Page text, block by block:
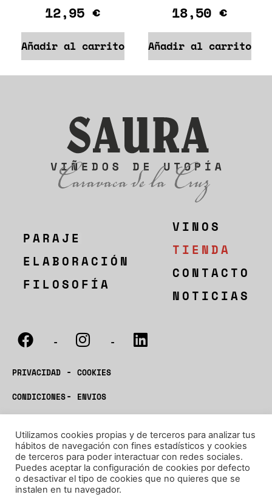
12,95 €
Añadir al carrito
18,50 €
Añadir al carrito
PARAJE
ELABORACIÓN
FILOSOFÍA
VINOS
TIENDA
CONTACTO
NOTICIAS
- -
PRIVACIDAD - COOKIES
CONDICIONES- ENVIOS
Utilizamos cookies propias y de terceros para analizar tus
hábitos de navegación con fines estadísticos y cookies
de terceros para poder interactuar con redes sociales.
Puedes aceptar la configuración de cookies por defecto
o desactivar el tipo de cookies que no quieres que se
instalen en tu navegador.